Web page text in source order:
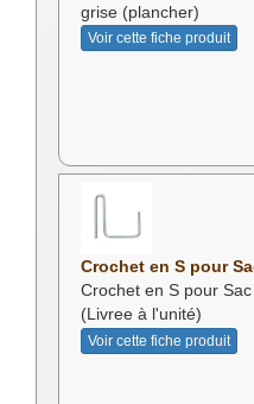
grise (plancher)
Voir cette fiche produit
Crochet en S pour
Crochet en S pour
(Livree à l'unité)
Voir cette fiche produit